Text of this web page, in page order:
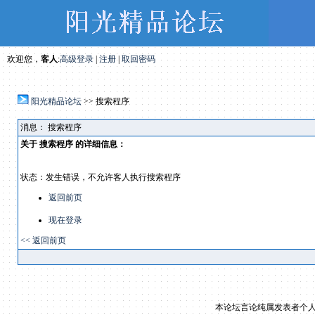
欢迎您， 客人:高级登录 |注册| 取回密码
阳光精品论坛>> 搜索程序
消息： 搜索程序
关于 搜索程序 的详细信息：
状态：发生错误，不允许客人执行搜索程序
返回前页
现在登录
<< 返回前页
本论坛言论纯属发表者个